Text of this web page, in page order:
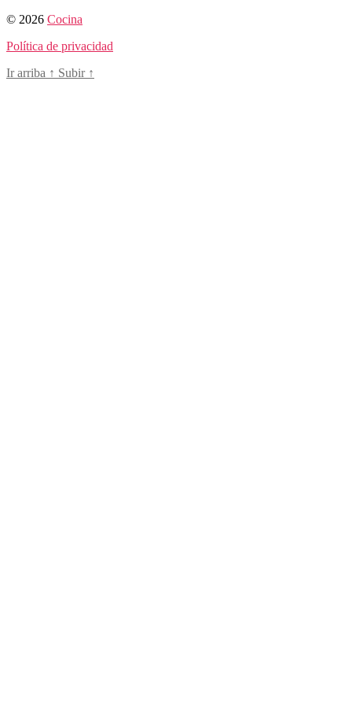
© 2026 Cocina
Política de privacidad
Ir arriba ↑ Subir ↑